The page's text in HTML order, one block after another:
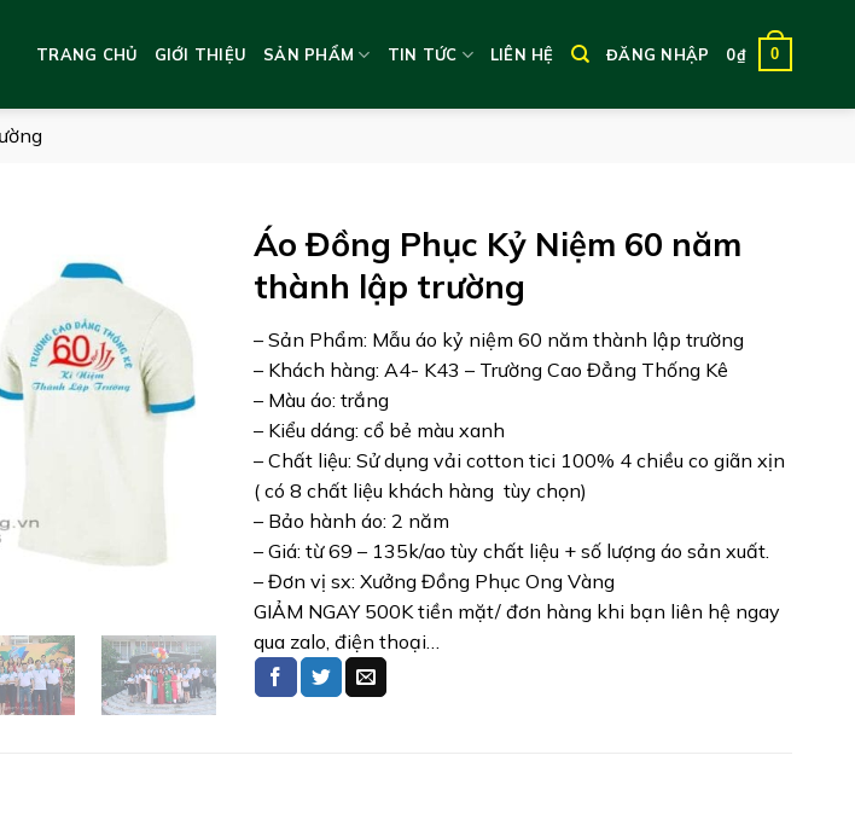
TRANG CHỦ GIỚI THIỆU SẢN PHẨM TIN TỨC LIÊN HỆ ĐĂNG NHẬP 0₫ 0
Áo Đồng Phục Kỷ Niệm 60 năm
thành lập trường
– Sản Phẩm: Mẫu áo kỷ niệm 60 năm thành lập trường
– Khách hàng: A4- K43 – Trường Cao Đẳng Thống Kê
– Màu áo: trắng
– Kiểu dáng: cổ bẻ màu xanh
– Chất liệu: Sử dụng vải cotton tici 100% 4 chiều co giãn xịn
( có 8 chất liệu khách hàng tùy chọn)
– Bảo hành áo: 2 năm
– Giá: từ 69 – 135k/ao tùy chất liệu + số lượng áo sản xuất.
– Đơn vị sx: Xưởng Đồng Phục Ong Vàng
GIẢM NGAY 500K tiền mặt/ đơn hàng khi bạn liên hệ ngay
qua zalo, điện thoại…